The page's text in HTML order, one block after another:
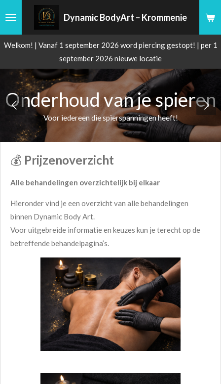
Dynamic BodyArt – Krommenie
Welkom! | Vanaf 1 september 2026 word piercing gestopt! | per 1
september 2026 nieuwe locatie
Onderhoud van je spieren
Voor iedereen die spierspanningen heeft!
💰 Prijzenoverzicht
Alle behandelingen overzichtelijk bij elkaar
Hieronder vind je een overzicht van alle behandelingen
binnen Dynamic Body Art.
Voor uitgebreide informatie en keuzes kun je terecht op de
betreffende behandelpagina’s.